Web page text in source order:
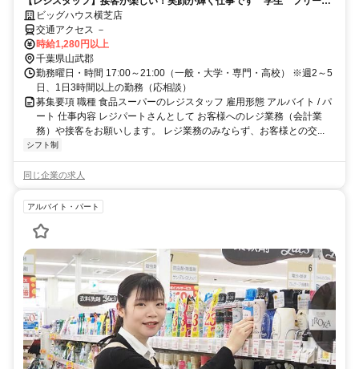
ー 主婦さん活躍中 時間の融通OK
ビッグハウス横芝店
交通アクセス －
時給1,280円以上
千葉県山武郡
勤務曜日・時間 17:00～21:00（一般・大学・専門・高校） ※週2～5
日、1日3時間以上の勤務（応相談）
募集要項 職種 食品スーパーのレジスタッフ 雇用形態 アルバイト / パ
ート 仕事内容 レジパートさんとして お客様へのレジ業務（会計業
務）や接客をお願いします。 レジ業務のみならず、お客様との交...
シフト制
同じ企業の求人
アルバイト・パート